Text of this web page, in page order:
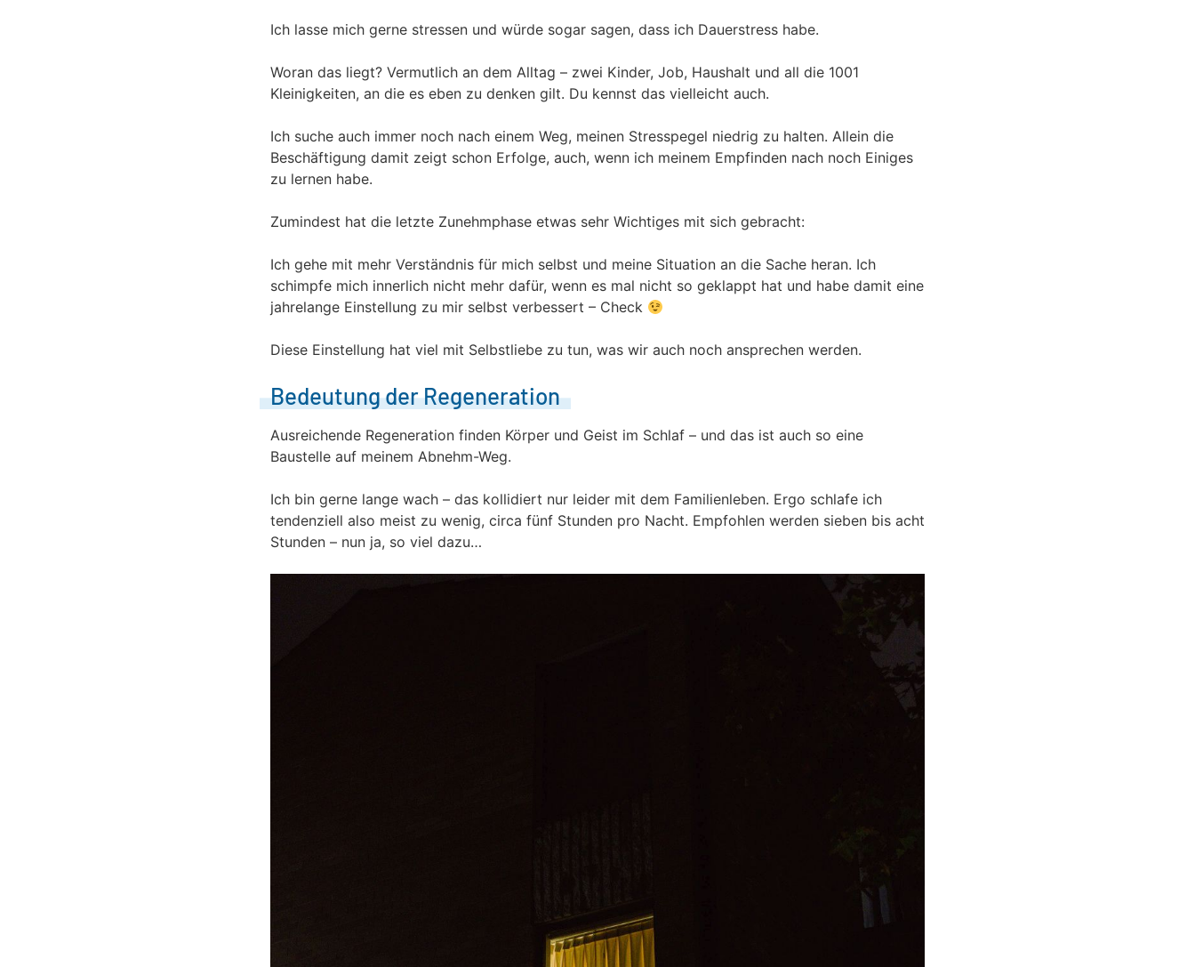
Ich lasse mich gerne stressen und würde sogar sagen, dass ich Dauerstress habe.
Woran das liegt? Vermutlich an dem Alltag – zwei Kinder, Job, Haushalt und all die 1001
Kleinigkeiten, an die es eben zu denken gilt. Du kennst das vielleicht auch.
Ich suche auch immer noch nach einem Weg, meinen Stresspegel niedrig zu halten. Allein die
Beschäftigung damit zeigt schon Erfolge, auch, wenn ich meinem Empfinden nach noch Einiges
zu lernen habe.
Zumindest hat die letzte Zunehmphase etwas sehr Wichtiges mit sich gebracht:
Ich gehe mit mehr Verständnis für mich selbst und meine Situation an die Sache heran. Ich
schimpfe mich innerlich nicht mehr dafür, wenn es mal nicht so geklappt hat und habe damit eine
jahrelange Einstellung zu mir selbst verbessert – Check
Diese Einstellung hat viel mit Selbstliebe zu tun, was wir auch noch ansprechen werden.
Bedeutung der Regeneration
Ausreichende Regeneration finden Körper und Geist im Schlaf – und das ist auch so eine
Baustelle auf meinem Abnehm-Weg.
Ich bin gerne lange wach – das kollidiert nur leider mit dem Familienleben. Ergo schlafe ich
tendenziell also meist zu wenig, circa fünf Stunden pro Nacht. Empfohlen werden sieben bis acht
Stunden – nun ja, so viel dazu…